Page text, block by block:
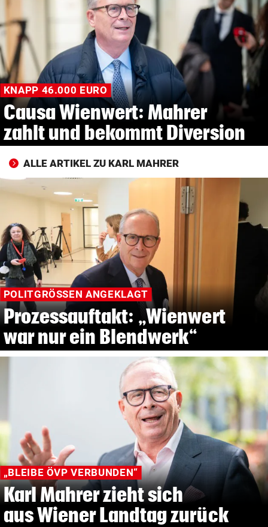
© Krone Multimedia GmbH & Co KG 2026
Muthgasse 2, 1190 Wien
KNAPP 46.000 EURO
Causa Wienwert: Mahrer
zahlt und bekommt Diversion
ALLE ARTIKEL ZU KARL MAHRER
POLITGRÖSSEN ANGEKLAGT
Prozessauftakt: „Wienwert
war nur ein Blendwerk“
„BLEIBE ÖVP VERBUNDEN“
Karl Mahrer zieht sich
aus Wiener Landtag zurück